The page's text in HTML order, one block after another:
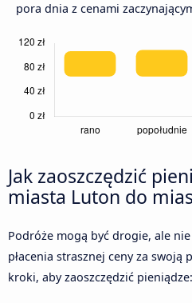
pora dnia z cenami
Jak zaoszczędzić
miasta Luton do
Podróże mogą być drogie, ale
płacenia strasznej ceny za swoją
kroki, aby zaoszczędzić pieniądze: